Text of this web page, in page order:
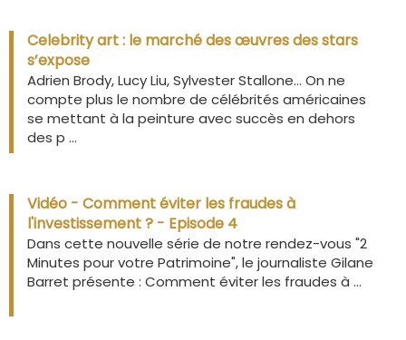
Celebrity art : le marché des œuvres des stars
s’expose
Adrien Brody, Lucy Liu, Sylvester Stallone… On ne
compte plus le nombre de célébrités américaines
se mettant à la peinture avec succès en dehors
des p ...
Vidéo - Comment éviter les fraudes à
l'investissement ? - Episode 4
Dans cette nouvelle série de notre rendez-vous "2
Minutes pour votre Patrimoine", le journaliste Gilane
Barret présente : Comment éviter les fraudes à ...